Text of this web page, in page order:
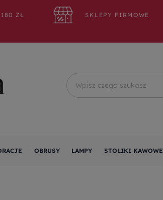
180 ZŁ SKLEPY FIRMOWE
Wyszukaj
OBRUSY LAMPY STOLIKI KAWOWE